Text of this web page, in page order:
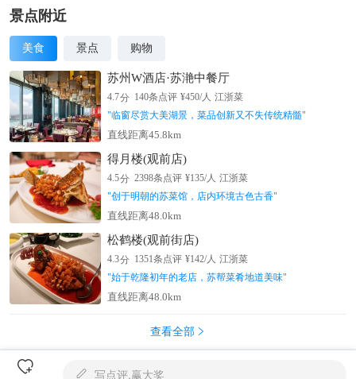
景点附近
美食 景点 购物
苏州W酒店·苏滟中餐厅
4.7分 140条点评 ¥450/人 江浙菜
"临窗尽赏大美湖景，菜品创新又不失传统精髓"
直线距离45.8km
得月楼(观前店)
4.5分 2398条点评 ¥135/人 江浙菜
"创于明朝的苏菜馆，店内环境古色古香"
直线距离48.0km
松鹤楼(观前街店)
4.3分 1351条点评 ¥142/人 江浙菜
"始于乾隆初年的老店，苏帮菜肴地道美味"
直线距离48.0km
查看全部 
  写点评,赢大奖